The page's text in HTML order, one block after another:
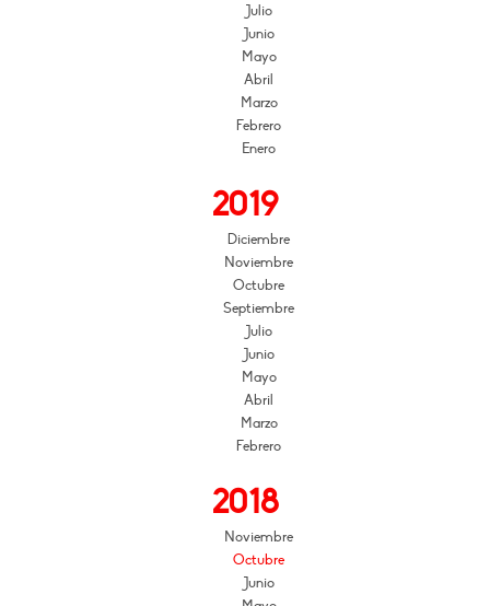
Julio
Junio
Mayo
Abril
Marzo
Febrero
Enero
2019
Diciembre
Noviembre
Octubre
Septiembre
Julio
Junio
Mayo
Abril
Marzo
Febrero
2018
Noviembre
Octubre
Junio